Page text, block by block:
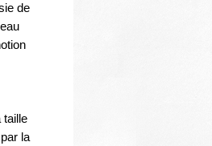
de
taille
la